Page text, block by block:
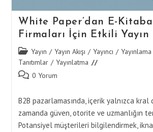
White Paper’dan E-
Firmaları İçin Etkili Yayın
Post
category:
Yayın / Yayın Akışı / Yayıncı / Yayınlama
Tanıtımlar / Yayınlatma
Post 0 Yorum
B2B pazarlamasında, içerik yalnızca kral
zamanda güven, otorite ve uzmanlığın
Potansiyel müşterileri bilgilendirmek,